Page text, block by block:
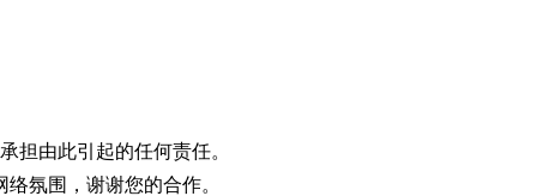
担由此引起的任何责任。
氛围，谢谢您的合作。